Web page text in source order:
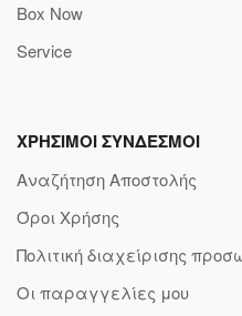
Box Now
Service
ΧΡΗΣΙΜΟΙ ΣΥΝΔΕΣΜΟΙ
Αναζήτηση Αποστολής
Όροι Χρήσης
Πολιτική διαχείρισης
Οι παραγγελίες μου